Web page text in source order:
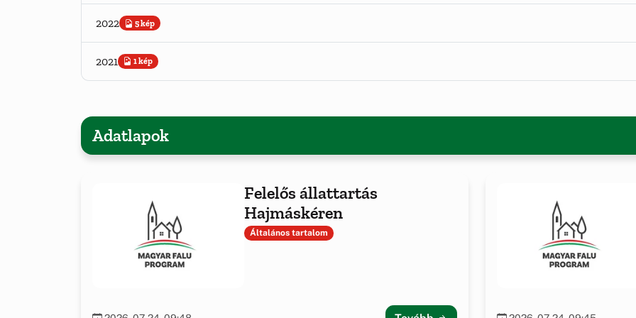
2022 5 kép
2021 1 kép
Adatlapok
Felelős állattartás
Hajmáskéren
Általános tartalom